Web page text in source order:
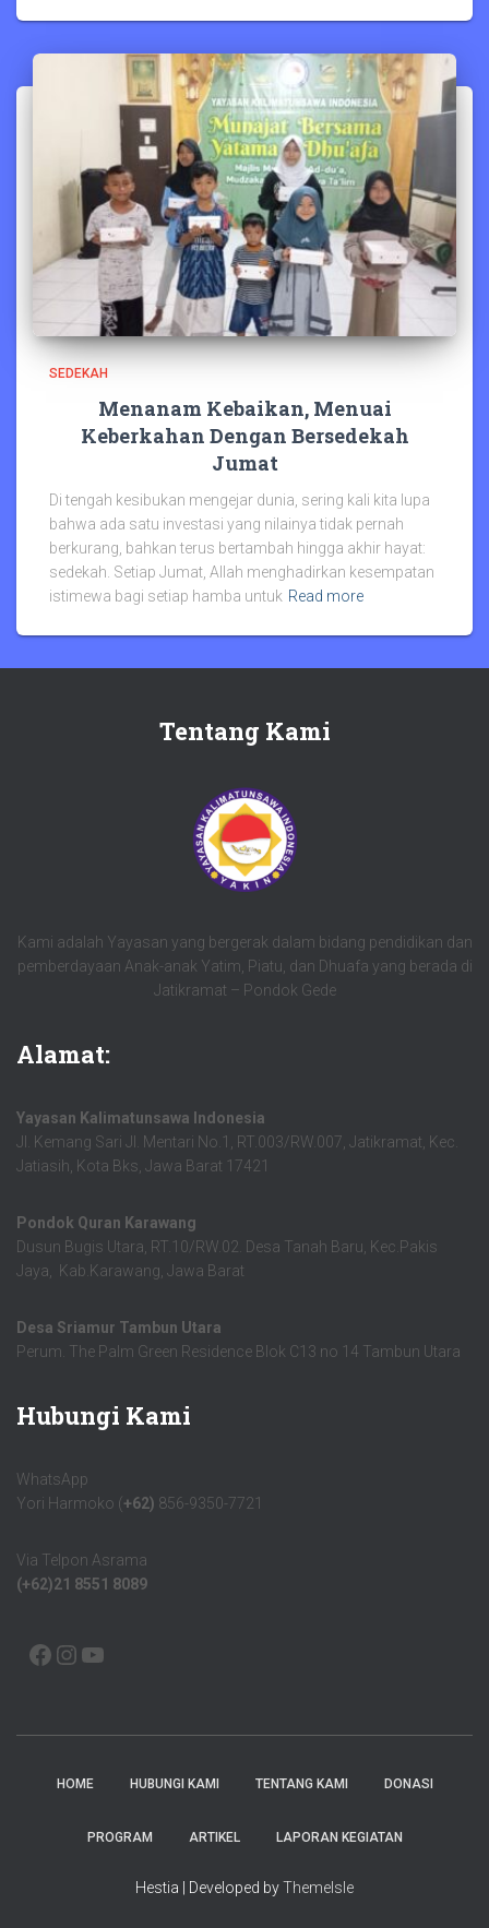
SEDEKAH
Menanam Kebaikan, Menuai
Keberkahan Dengan Bersedekah
Jumat
Di tengah kesibukan mengejar dunia, sering kali kita lupa
bahwa ada satu investasi yang nilainya tidak pernah
berkurang, bahkan terus bertambah hingga akhir hayat:
sedekah. Setiap Jumat, Allah menghadirkan kesempatan
istimewa bagi setiap hamba untuk Read more
Tentang Kami
Kami adalah Yayasan yang bergerak dalam bidang pendidikan dan
pemberdayaan Anak-anak Yatim, Piatu, dan Dhuafa yang berada di
Jatikramat – Pondok Gede
Alamat:
Yayasan Kalimatunsawa Indonesia
Jl. Kemang Sari Jl. Mentari No.1, RT.003/RW.007, Jatikramat, Kec.
Jatiasih, Kota Bks, Jawa Barat 17421
Pondok Quran Karawang
Dusun Bugis Utara, RT.10/RW.02. Desa Tanah Baru, Kec.Pakis
Jaya, Kab.Karawang, Jawa Barat
Desa Sriamur Tambun Utara
Perum. The Palm Green Residence Blok C13 no 14 Tambun Utara
Hubungi Kami
WhatsApp
Yori Harmoko (+62) 856-9350-7721
Via Telpon Asrama
(+62)21 8551 8089
HOME HUBUNGI KAMI TENTANG KAMI DONASI
PROGRAM ARTIKEL LAPORAN KEGIATAN
Hestia | Developed byThemeIsle